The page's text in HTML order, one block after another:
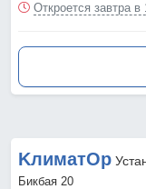
Откроется завтра в
KлиматOр
Бикбая 20